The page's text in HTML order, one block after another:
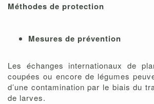
Méthodes de protection
Mesures de prévention
Les échanges internationaux de
coupées ou encore de légumes
d’une contamination par le biais du
de larves.